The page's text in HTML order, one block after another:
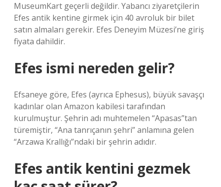
MuseumKart geçerli değildir. Yabancı ziyaretçilerin
Efes antik kentine girmek için 40 avroluk bir bilet
satın almaları gerekir. Efes Deneyim Müzesi’ne giriş
fiyata dahildir.
Efes ismi nereden gelir?
Efsaneye göre, Efes (ayrıca Ephesus), büyük savaşçı
kadınlar olan Amazon kabilesi tarafından
kurulmuştur. Şehrin adı muhtemelen “Apasas”tan
türemiştir, “Ana tanrıçanın şehri” anlamına gelen
“Arzawa Krallığı”ndaki bir şehrin adıdır.
Efes antik kentini gezmek